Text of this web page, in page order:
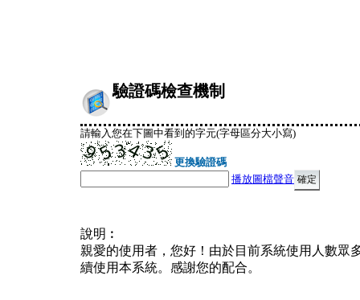
驗證碼檢查機制
請輸入您在下圖中看到的字元(字母區分大小寫)
更換驗證碼
播放圖檔聲音
說明︰
親愛的使用者，您好！由於目前系統使用人數眾
續使用本系統。感謝您的配合。